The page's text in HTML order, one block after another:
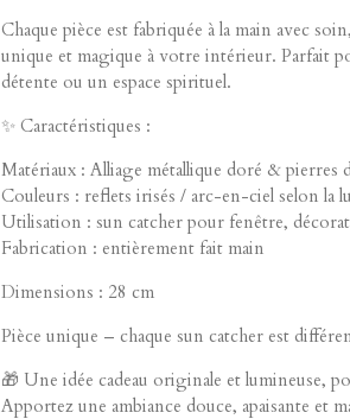
Chaque pièce est fabriquée à la main avec
unique et magique à votre intérieur. Parfait
détente ou un espace spirituel.
✨ Caractéristiques :
Matériaux : Alliage métallique doré & pierres
Couleurs : reflets irisés / arc-en-ciel selon la
Utilisation : sun catcher pour fenêtre,
Fabrication : entièrement fait main
Dimensions : 28 cm
Pièce unique – chaque sun catcher est
🎁 Une idée cadeau originale et lumineuse,
Apportez une ambiance douce, apaisante et